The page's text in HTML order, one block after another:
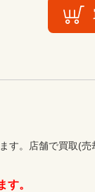
す。店舗で買取(売
。